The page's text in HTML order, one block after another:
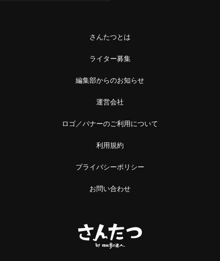
さんたつとは
ライター募集
編集部からのお知らせ
運営会社
ロゴ／バナーのご利用について
利用規約
プライバシーポリシー
お問い合わせ